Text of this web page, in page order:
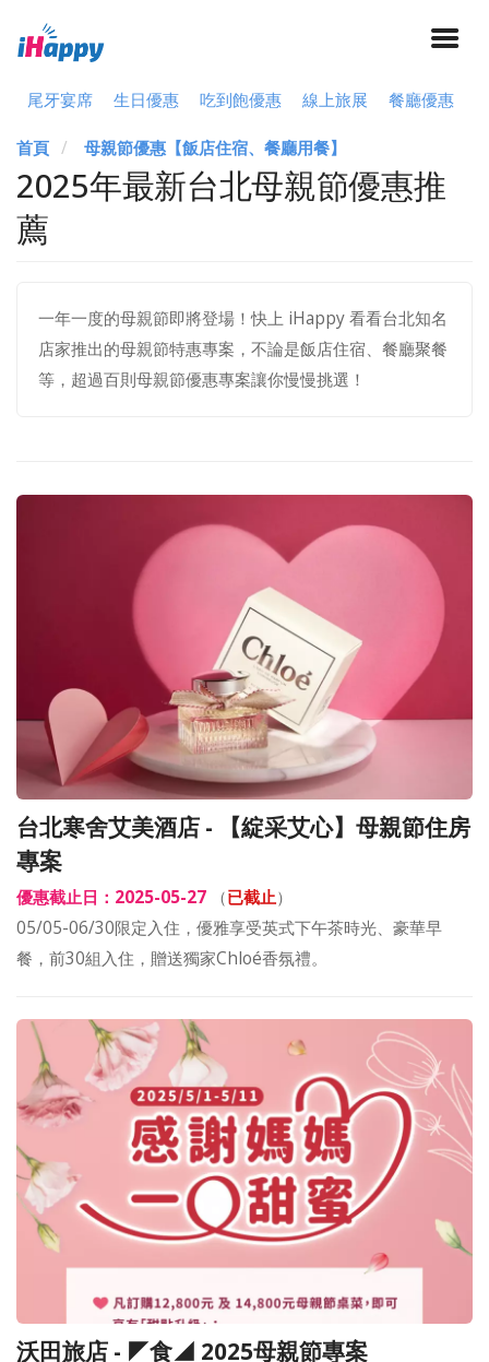
尾牙宴席 生日優惠 吃到飽優惠 線上旅展 餐廳優惠
首頁 母親節優惠【飯店住宿、餐廳用餐】
2025年最新台北母親節優惠推
薦
一年一度的母親節即將登場！快上 iHappy 看看台北知名
店家推出的母親節特惠專案，不論是飯店住宿、餐廳聚餐
等，超過百則母親節優惠專案讓你慢慢挑選！
台北寒舍艾美酒店 - 【綻采艾心】母親節住房
專案
優惠截止日：2025-05-27 （已截止）
05/05-06/30限定入住，優雅享受英式下午茶時光、豪華早
餐，前30組入住，贈送獨家Chloé香氛禮。
沃田旅店 - ◤食◢ 2025母親節專案